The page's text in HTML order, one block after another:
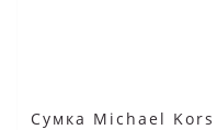
Сумка Michael Kors